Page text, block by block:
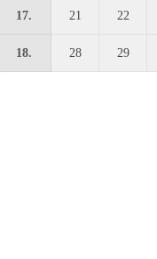
17. 21 22
18. 28 29